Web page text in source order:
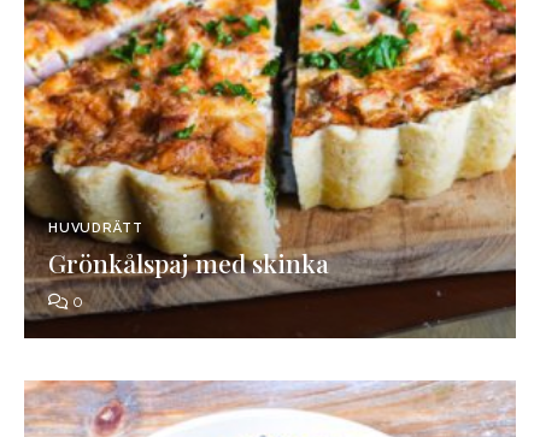
HUVUDRÄTT
Grönkålspaj med skinka
0